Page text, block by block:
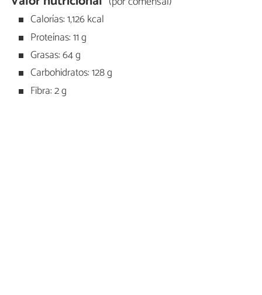
Calorías: 1,126 kcal
Proteínas: 11 g
Grasas: 64 g
Carbohidratos: 128 g
Fibra: 2 g